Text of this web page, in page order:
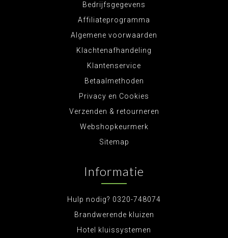
Bedrijfsgegevens
Affiliateprogramma
Algemene voorwaarden
Klachtenafhandeling
Klantenservice
Betaalmethoden
Privacy en Cookies
Verzenden & retourneren
Webshopkeurmerk
Sitemap
Informatie
Hulp nodig? 0320-748074
Brandwerende kluizen
Hotel kluissystemen